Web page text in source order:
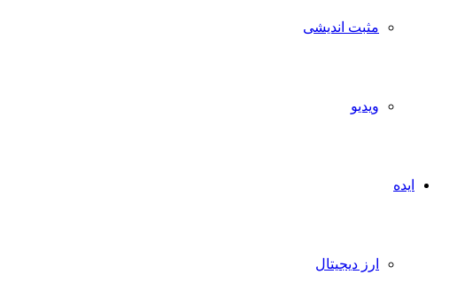
مثبت اندیشی
ویدیو
ایده
ارز دیجیتال